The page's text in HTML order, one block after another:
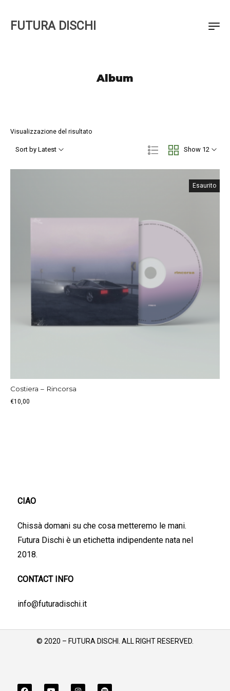
FUTURA DISCHI
Album
Visualizzazione del risultato
Show 12
Sort by Latest
Esaurito
Costiera – Rincorsa
€10,00
CIAO
Chissà domani su che cosa metteremo le mani.
Futura Dischi è un etichetta indipendente nata nel
2018.
CONTACT INFO
info@futuradischi.it
© 2020 – FUTURA DISCHI. ALL RIGHT RESERVED.